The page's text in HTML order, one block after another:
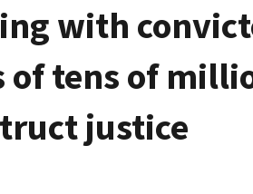
with
tens of
justice